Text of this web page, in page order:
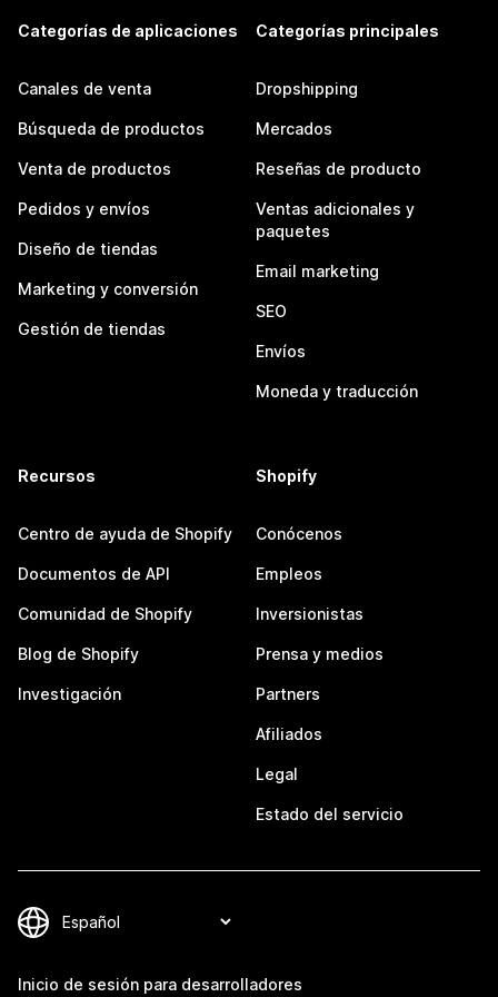
Categorías de aplicaciones
Canales de venta
Búsqueda de productos
Venta de productos
Pedidos y envíos
Diseño de tiendas
Marketing y conversión
Gestión de tiendas
Categorías principales
Dropshipping
Mercados
Reseñas de producto
Ventas adicionales y
paquetes
Email marketing
SEO
Envíos
Moneda y traducción
Recursos
Centro de ayuda de Shopify
Documentos de API
Comunidad de Shopify
Blog de Shopify
Investigación
Shopify
Conócenos
Empleos
Inversionistas
Prensa y medios
Partners
Afiliados
Legal
Estado del servicio
Inicio de sesión para desarrolladores